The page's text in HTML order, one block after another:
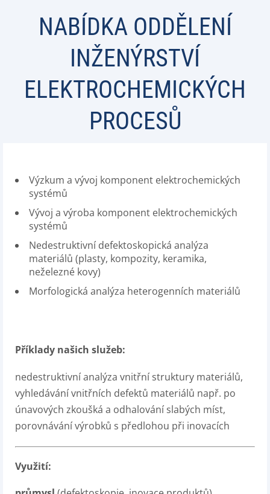
NABÍDKA ODDĚLENÍ
INŽENÝRSTVÍ
ELEKTROCHEMICKÝCH
PROCESŮ
Výzkum a vývoj komponent elektrochemických
systémů
Vývoj a výroba komponent elektrochemických
systémů
Nedestruktivní defektoskopická analýza
materiálů (plasty, kompozity, keramika,
neželezné kovy)
Morfologická analýza heterogenních materiálů
Příklady našich služeb:
nedestruktivní analýza vnitřní struktury materiálů,
vyhledávání vnitřních defektů materiálů např. po
únavových zkoušká a odhalování slabých míst,
porovnávání výrobků s předlohou při inovacích
Využití: